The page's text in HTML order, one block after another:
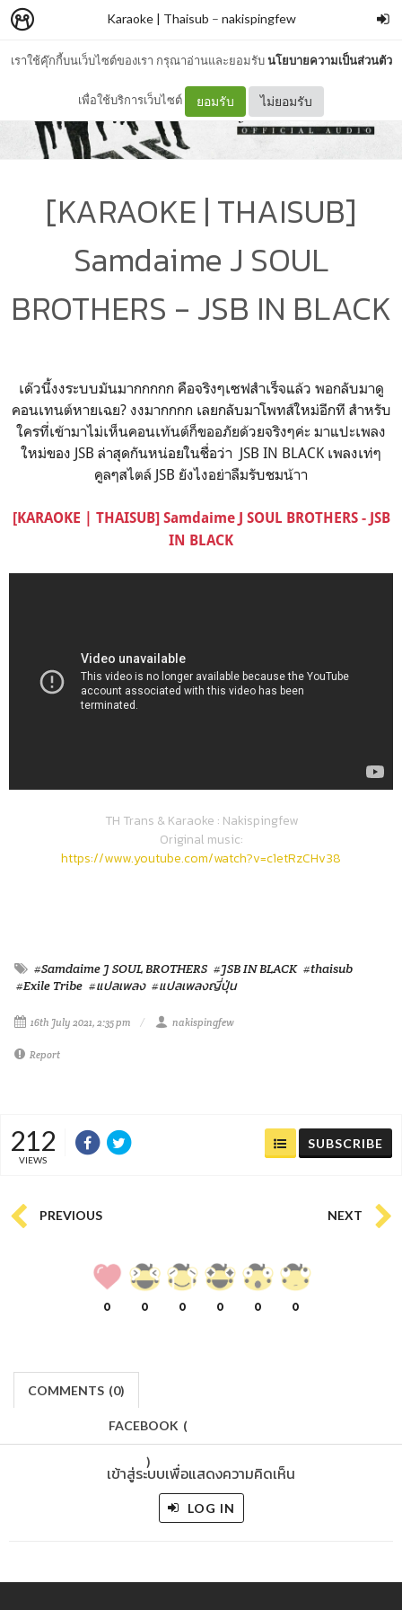
เราใช้คุ๊กกี้บนเว็บไซต์ของเรา กรุณาอ่านและยอมรับนโยบายความเป็นส่วนตัว
เพื่อใช้บริการเว็บไซต์ ยอมรับ ไม่ยอมรับ
Karaoke | Thaisub – nakispingfew
[KARAOKE | THAISUB]
Samdaime J SOUL
BROTHERS - JSB IN BLACK
เด๊วนี้งงระบบมันมากกกกก คือจริงๆเซฟสำเร็จแล้ว พอกลับมาดู
คอนเทนต์หายเฉย? งงมากกกก เลยกลับมาโพทส์ใหม่อีกที สำหรับ
ใครที่เข้ามาไม่เห็นคอนเท้นต์ก็ขออภัยด้วยจริงๆค่ะ มาแปะเพลง
ใหม่ของ JSB ล่าสุดกันหน่อยในชื่อว่า JSB IN BLACK เพลงเท่ๆ
คูลๆสไตล์ JSB ยังไงอย่าลืมรับชมน้าา
[KARAOKE | THAISUB] Samdaime J SOUL BROTHERS - JSB
IN BLACK
TH Trans & Karaoke : Nakispingfew
Original music:
https://www.youtube.com/watch?v=c1etRzCHv38
#Samdaime J SOUL BROTHERS #JSB IN BLACK #thaisub
#Exile Tribe #แปลเพลง #แปลเพลงญี่ปุ่น
16th July 2021, 2:35 pm nakispingfew
Report
212
VIEWS
SUBSCRIBE
PREVIOUS NEXT
0 0 0 0 0 0
COMMENTS (0)
FACEBOOK (
)
เข้าสู่ระบบเพื่อแสดงความคิดเห็น
LOG IN